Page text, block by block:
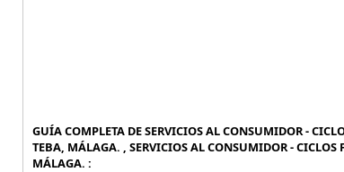
GUÍA COMPLETA DE SERVICIOS AL CONSUMIDOR -
TEBA, MÁLAGA. , SERVICIOS AL CONSUMIDOR - CICLOS
MÁLAGA. :